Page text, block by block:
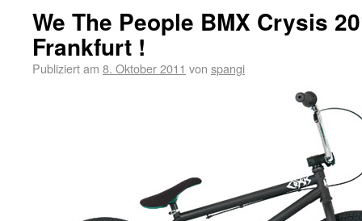
We The People BMX Crysis
Frankfurt !
Publiziert am 8. Oktober 2011 von spangi